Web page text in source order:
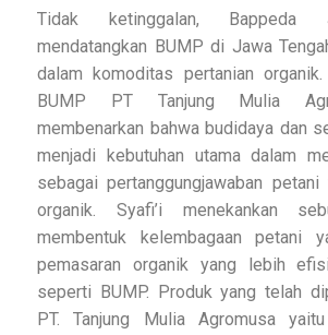
Tidak ketinggalan, Bappeda
mendatangkan BUMP di Jawa
dalam komoditas pertanian
BUMP PT Tanjung Mulia
membenarkan bahwa budidaya dan
menjadi kebutuhan utama dalam
sebagai pertanggungjawaban
organik. Syafi’i menekankan
membentuk kelembagaan petani
pemasaran organik yang lebih
seperti BUMP. Produk yang telah
PT. Tanjung Mulia Agromusa